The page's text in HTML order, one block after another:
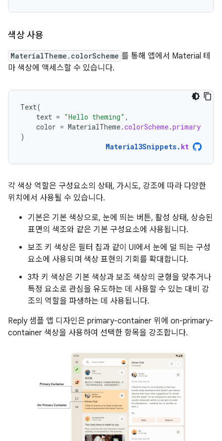
색상 사용
MaterialTheme.colorScheme 를 통해 앱에서 Material 테
마 색상에 액세스할 수 있습니다.
Text(
text = "Hello theming" ,
color = MaterialTheme.colorScheme.primary
)
Material3Snippets. kt
각 색상 역할은 구성요소의 상태, 가시도, 강조에 따라 다양한
위치에서 사용될 수 있습니다.
기본은 기본 색상으로, 눈에 띄는 버튼, 활성 상태, 상승된
표면의 색조와 같은 기본 구성요소에 사용됩니다.
보조 키 색상은 필터 칩과 같이 UI에서 눈에 덜 띄는 구성
요소에 사용되며 색상 표현의 기회를 확대합니다.
3차 키 색상은 기본 색상과 보조 색상의 균형을 맞추거나
특정 요소로 관심을 유도하는 데 사용할 수 있는 대비 강
조의 역할을 파생하는 데 사용됩니다.
Reply 샘플 앱 디자인은 primary-container 위에 on-primary-
container 색상을 사용하여 선택한 항목을 강조합니다.